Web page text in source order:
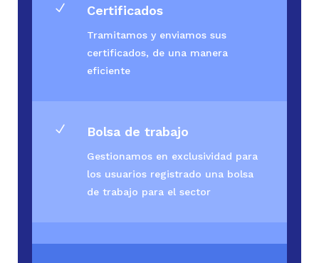
N Certificados
Tramitamos y enviamos sus
certificados, de una manera
eficiente
N Bolsa de trabajo
Gestionamos en exclusividad para
los usuarios registrado una bolsa
de trabajo para el sector